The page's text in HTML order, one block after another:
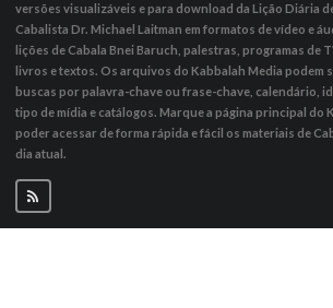
versões visualizáveis ​​e para download da Lição Diária
Cabalista Dr. Michael Laitman em formatos de vídeo e
lições de Cabala Bnei Baruch, palestras, programas de
livros e textos. Os arquivos do Kabbalah Media podem
buscas por palavra-chave ou frase-chave, calendário,
tipo de mídia e catálogos. Marque a página principal do
poder acessar de forma rápida e fácil os materiais de
dia atual.